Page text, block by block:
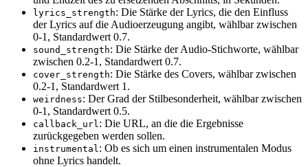
lyrics_strength: Die Stärke der Lyrics, die den Einfluss
der Lyrics auf die Audioerzeugung angibt, wählbar zwischen
0-1, Standardwert 0.7.
sound_strength: Die Stärke der Audio-Stichworte, wählbar
zwischen 0.2-1, Standardwert 0.7.
cover_strength: Die Stärke des Covers, wählbar zwischen
0.2-1, Standardwert 1.
weirdness: Der Grad der Stilbesonderheit, wählbar zwischen
0-1, Standardwert 0.5.
callback_url : Die URL, an die die Ergebnisse
zurückgegeben werden sollen.
instrumental : Ob es sich um einen instrumentalen Modus
ohne Lyrics handelt.